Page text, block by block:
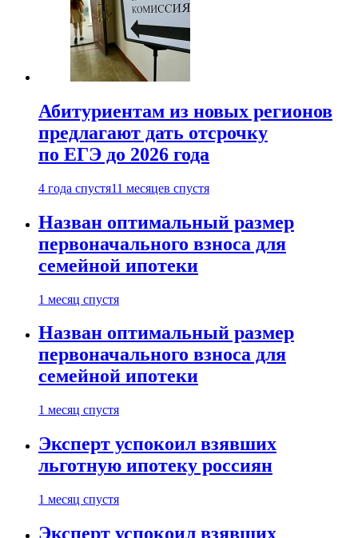
Абитуриентам из новых регионов
предлагают дать отсрочку
по ЕГЭ до 2026 года
4 года спустя11 месяцев спустя
Назван оптимальный размер
первоначального взноса для
семейной ипотеки
1 месяц спустя
Назван оптимальный размер
первоначального взноса для
семейной ипотеки
1 месяц спустя
Эксперт успокоил взявших
льготную ипотеку россиян
1 месяц спустя
Эксперт успокоил взявших